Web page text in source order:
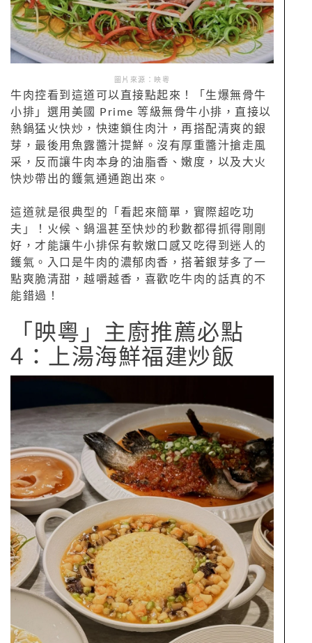
圖片來源：映粵
牛肉控看到這道可以直接點起來！「生爆無骨牛
小排」選用美國 Prime 等級無骨牛小排，直接以
熱鍋猛火快炒，快速鎖住肉汁，再搭配清爽的銀
芽，最後用魚露醬汁提鮮。沒有厚重醬汁搶走風
采，反而讓牛肉本身的油脂香、嫩度，以及大火
快炒帶出的鑊氣通通跑出來。
這道就是很典型的「看起來簡單，實際超吃功
夫」！火候、鍋溫甚至快炒的秒數都得抓得剛剛
好，才能讓牛小排保有軟嫩口感又吃得到迷人的
鑊氣。入口是牛肉的濃郁肉香，搭著銀芽多了一
點爽脆清甜，越嚼越香，喜歡吃牛肉的話真的不
能錯過！
「映粵」主廚推薦必點
4：上湯海鮮福建炒飯